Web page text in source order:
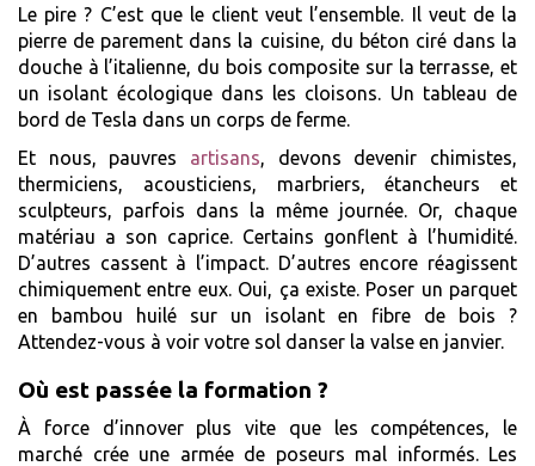
Le pire ? C’est que le client veut l’ensemble. Il veut de la
pierre de parement dans la cuisine, du béton ciré dans la
douche à l’italienne, du bois composite sur la terrasse, et
un isolant écologique dans les cloisons. Un tableau de
bord de Tesla dans un corps de ferme.
Et nous, pauvres artisans , devons devenir chimistes,
thermiciens, acousticiens, marbriers, étancheurs et
sculpteurs, parfois dans la même journée. Or, chaque
matériau a son caprice. Certains gonflent à l’humidité.
D’autres cassent à l’impact. D’autres encore réagissent
chimiquement entre eux. Oui, ça existe. Poser un parquet
en bambou huilé sur un isolant en fibre de bois ?
Attendez-vous à voir votre sol danser la valse en janvier.
Où est passée la formation ?
À force d’innover plus vite que les compétences, le
marché crée une armée de poseurs mal informés. Les